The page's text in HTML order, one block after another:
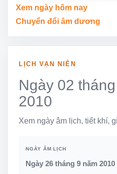
Xem ngày hôm nay
Chuyển đổi âm dương
LỊCH VẠN NIÊN
Ngày 02
2010
Xem ngày âm lịch, tiết khí,
NGÀY ÂM LỊCH
Ngày 26 tháng 9 năm 2010